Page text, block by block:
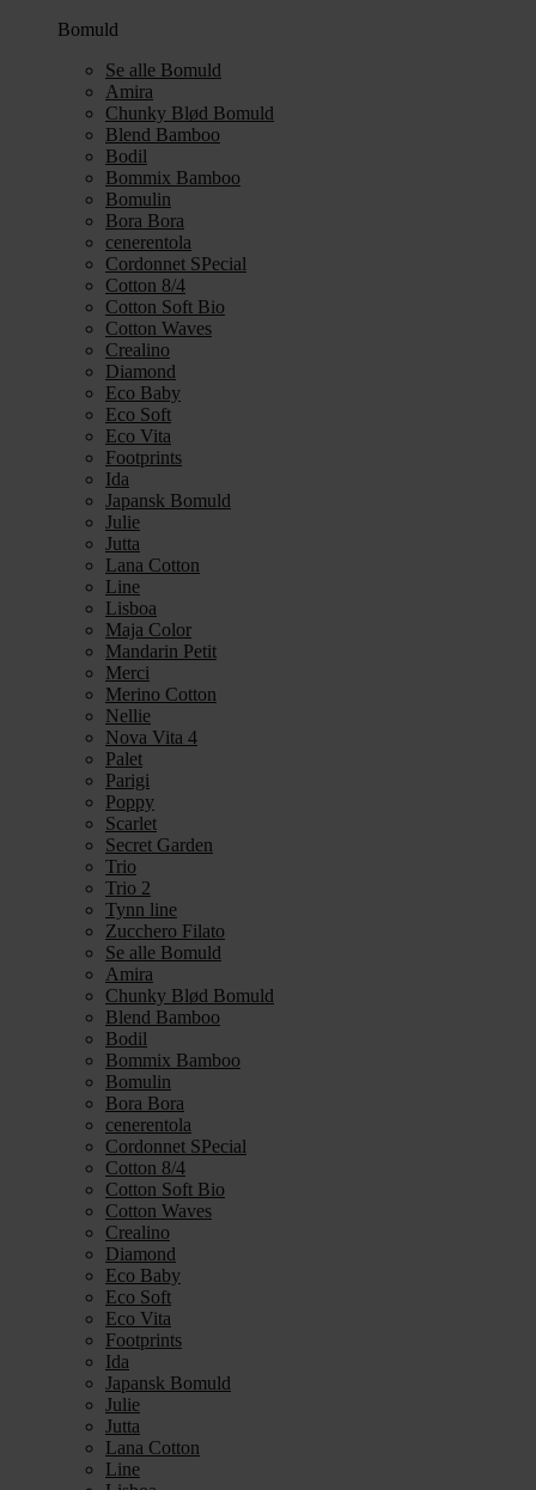
Bomuld
Se alle Bomuld
Amira
Chunky Blød Bomuld
Blend Bamboo
Bodil
Bommix Bamboo
Bomulin
Bora Bora
cenerentola
Cordonnet SPecial
Cotton 8/4
Cotton Soft Bio
Cotton Waves
Crealino
Diamond
Eco Baby
Eco Soft
Eco Vita
Footprints
Ida
Japansk Bomuld
Julie
Jutta
Lana Cotton
Line
Lisboa
Maja Color
Mandarin Petit
Merci
Merino Cotton
Nellie
Nova Vita 4
Palet
Parigi
Poppy
Scarlet
Secret Garden
Trio
Trio 2
Tynn line
Zucchero Filato
Se alle Bomuld
Amira
Chunky Blød Bomuld
Blend Bamboo
Bodil
Bommix Bamboo
Bomulin
Bora Bora
cenerentola
Cordonnet SPecial
Cotton 8/4
Cotton Soft Bio
Cotton Waves
Crealino
Diamond
Eco Baby
Eco Soft
Eco Vita
Footprints
Ida
Japansk Bomuld
Julie
Jutta
Lana Cotton
Line